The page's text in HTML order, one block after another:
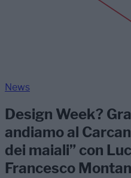
News
Design Week?
andiamo al
dei maiali” con
Francesco